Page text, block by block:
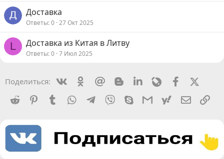
Доставка
Ответы 0 27 Окт 2025
L Доставка из Китая в Литву
Ответы 0 7 Июл 2025
Поделиться: VkontakteOdnoklassniki
Mail.ru BloggerLinkedinLivejournalFacebook
Reddit
PinterestTumblr WhatsAppTelegram
Viber SkypeGmailyahoomail